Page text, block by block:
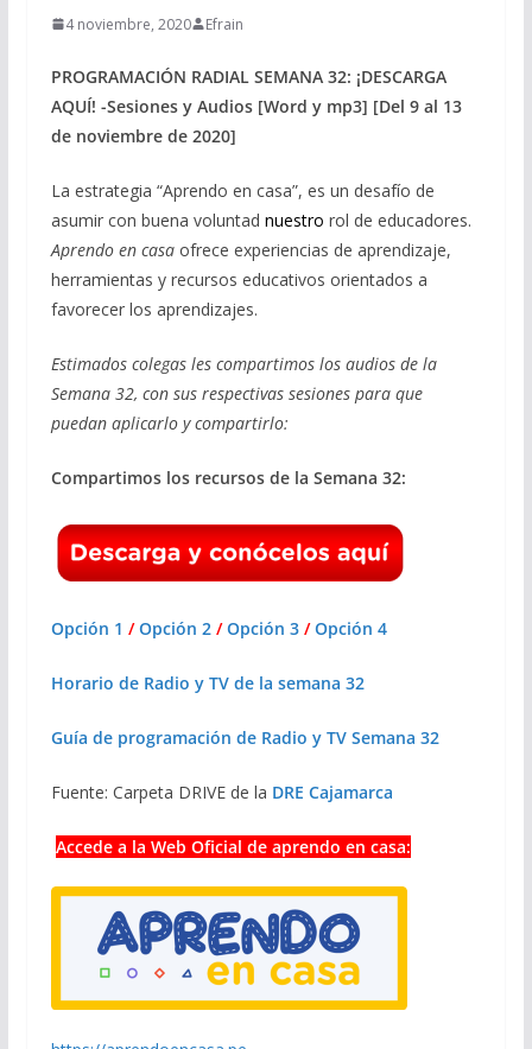
4 noviembre, 2020 Efrain
PROGRAMACIÓN RADIAL SEMANA 32: ¡DESCARGA
AQUÍ! -Sesiones y Audios [Word y mp3] [Del 9 al 13
de noviembre de 2020]
La estrategia “Aprendo en casa”, es un desafío de
asumir con buena voluntad nuestro rol de educadores.
Aprendo en casaofrece experiencias de aprendizaje,
herramientas y recursos educativos orientados a
favorecer los aprendizajes.
Estimados colegas les compartimos los audios de la
Semana 32, con sus respectivas sesiones para que
puedan aplicarlo y compartirlo:
Compartimos los recursos de la Semana 32:
Opción 1 /Opción 2/Opción 3/Opción 4
Horario de Radio y TV de la semana 32
Guía de programación de Radio y TV Semana 32
Fuente: Carpeta DRIVE de la DRE Cajamarca
Accede a la Web Oficial de aprendo en casa: